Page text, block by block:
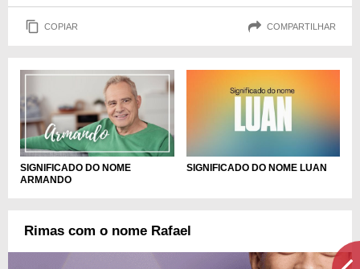
COPIAR COMPARTILHAR
SIGNIFICADO DO NOME
ARMANDO
SIGNIFICADO DO NOME LUAN
Rimas com o nome Rafael